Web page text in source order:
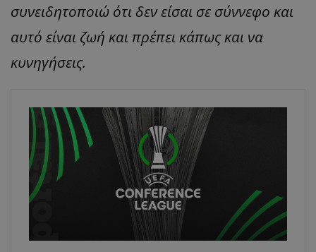
συνειδητοποιώ ότι δεν είσαι σε σύννεφο και
αυτό είναι ζωή και πρέπει κάπως και να
κυνηγήσεις.